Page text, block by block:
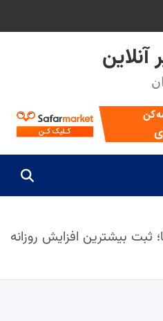
ثبت بیشترین افزایش روزانه